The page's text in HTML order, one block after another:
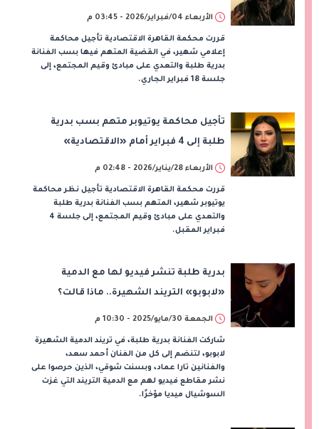
الاقتصادية
الأربعاء 04/فبراير/2026 - 03:45 م
قررت محكمة القاهرة الاقتصادية تأجيل محاكمة
إعلامي شهير، في القضية المتهم فيها بسب الفنانة
بدرية طلبة والتعدي على مبادئ وقيم المجتمع، إلى
جلسة 18 فبراير الجاري.
تأجيل محاكمة يوتيوبر متهم بسب بدرية
طلبة إلى 4 فبراير أمام «الاقتصادية»
الأربعاء 28/يناير/2026 - 02:48 م
قررت محكمة القاهرة الاقتصادية تأجيل نظر محاكمة
يوتيوبر شهير، المتهم بسب الفنانة بدرية طلبة
والتعدي على مبادئ وقيم المجتمع، إلى جلسة 4
فبراير المقبل.
بدرية طلبة تنشر فيديو لها مع الدمية
«لابوبو» التريند الشهيرة.. ماذا قالت؟
الجمعة 30/مايو/2025 - 10:30 م
شاركت الفنانة بدرية طلبة، في تريند الدمية الشهيرة
لابوبو، لتنضم إلى كل من الفنان أحمد سعد،
والفنانين تارا عماد، وبسنت شوقي، الذين حرصوا على
نشر مقاطع فيديو لهم مع الدمية التريند التي غزت
السوشيال ميديا مؤخرًا.